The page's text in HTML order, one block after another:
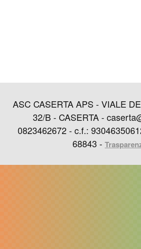
ASC CASERTA APS - VIALE
32/B - CASERTA -
0823462672 - c.f.:
68843 -